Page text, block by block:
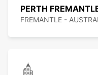
PERTH
FREMANTLE -